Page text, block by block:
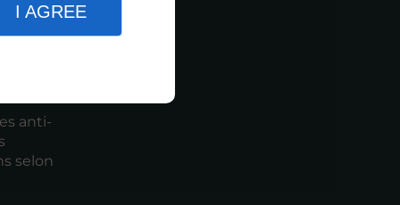
I AGREE
anti-
selon